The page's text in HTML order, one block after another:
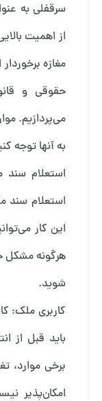
سرقفلی به
از اهمیت
مغازه
حقوقی و
می‌پردازیم.
به آنها توجه
استعلام سند
استعلام سند
این کار
هرگونه مشکل
شوید.
کاربری ملک:
باید قبل از
برخی موارد،
امکان‌پذیر